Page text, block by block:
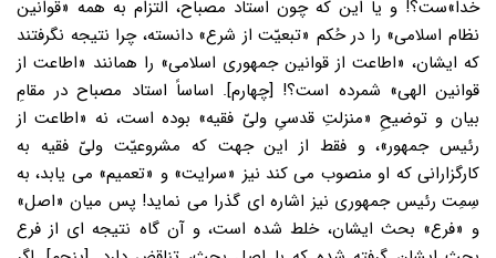
خدا»ست؟! و یا این که چون استاد مصباح، التزام به همه «قوانین
نظام اسلامی» را در حُکم «تبعیّت از شرع» دانسته، چرا نتیجه نگرفتند
که ایشان، «اطاعت از قوانین جمهوری اسلامی» را همانند «اطاعت از
قوانین الهی» شمرده است؟! [چهارم]. اساساً استاد مصباح در مقامِ
بیان و توضیحِ «منزلتِ قدسیِ ولیّ فقیه» بوده است، نه «اطاعت از
رئیس جمهور»، و فقط از این جهت که مشروعیّت ولیّ فقیه به
کارگزارانی که او منصوب می کند نیز «سرایت» و «تعمیم» می یابد، به
سِمِت رئیس جمهوری نیز اشاره ای گذرا می نماید! پس میان «اصل»
و «فرع» بحث ایشان، خلط شده است، و آن گاه نتیجه ای از فرع